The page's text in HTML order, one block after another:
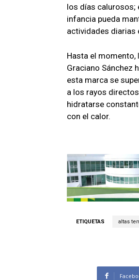
los días calurosos;
infancia pueda
actividades diarias
Hasta el
Graciano Sánchez
esta marca se
a los rayos
hidratarse
con el calor.
ETIQUETAS altas